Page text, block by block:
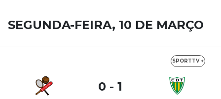
SEGUNDA-FEIRA, 10 DE MARÇO
SPORTTV +
0 - 1